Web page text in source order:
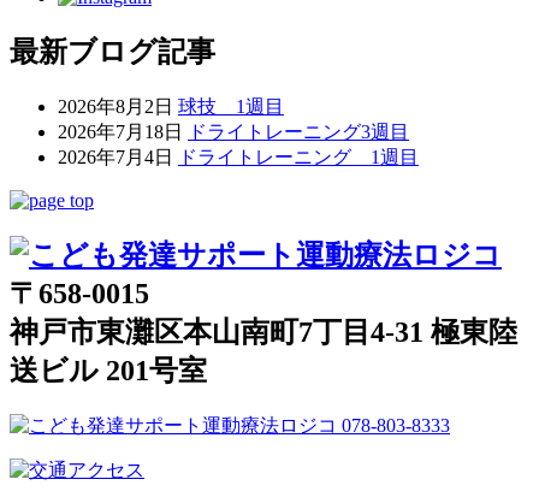
最新ブログ記事
2026年8月2日 球技 1週目
2026年7月18日
ドライトレーニング3週目
2026年7月4日
ドライトレーニング 1週目
〒658-0015
神戸市東灘区本山南町7丁目4-31 極東陸
送ビル 201号室